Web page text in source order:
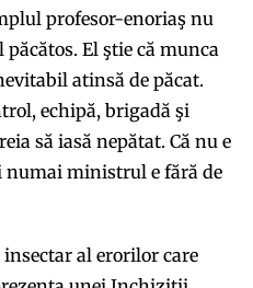
profesor-enoriaş nu
El ştie că munca
atinsă de păcat.
echipă, brigadă şi
să iasă nepătat. Că nu e
numai ministrul e fără de
al erorilor care